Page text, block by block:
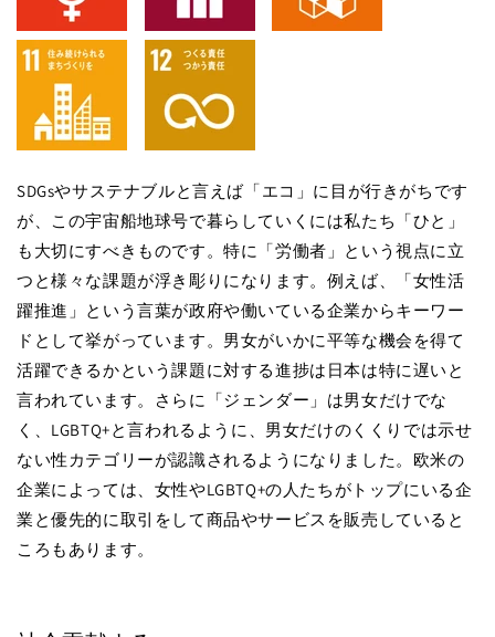
SDGsやサステナブルと言えば「エコ」に目が行きがちです
が、この宇宙船地球号で暮らしていくには私たち「ひと」
も大切にすべきものです。特に「労働者」という視点に立
つと様々な課題が浮き彫りになります。例えば、「女性活
躍推進」という言葉が政府や働いている企業からキーワー
ドとして挙がっています。男女がいかに平等な機会を得て
活躍できるかという課題に対する進捗は日本は特に遅いと
言われています。さらに「ジェンダー」は男女だけでな
く、LGBTQ+と言われるように、男女だけのくくりでは示せ
ない性カテゴリーが認識されるようになりました。欧米の
企業によっては、女性やLGBTQ+の人たちがトップにいる企
業と優先的に取引をして商品やサービスを販売していると
ころもあります。